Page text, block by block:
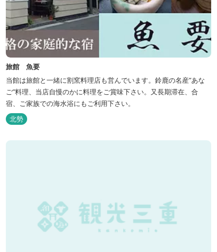
旅館 魚要
当館は旅館と一緒に割窯料理店も営んでいます。鈴鹿の名産”あな
ご”料理、当店自慢のかに料理をご賞味下さい。又長期滞在、合
宿、ご家族での海水浴にもご利用下さい。
北勢